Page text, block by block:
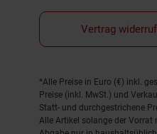
Vertrag
Fußnoten
*Alle Preise in Euro (€) inkl.
Preise (inkl. MwSt.) und
Statt- und durchgestrichene
Alle Artikel solange der Vorrat